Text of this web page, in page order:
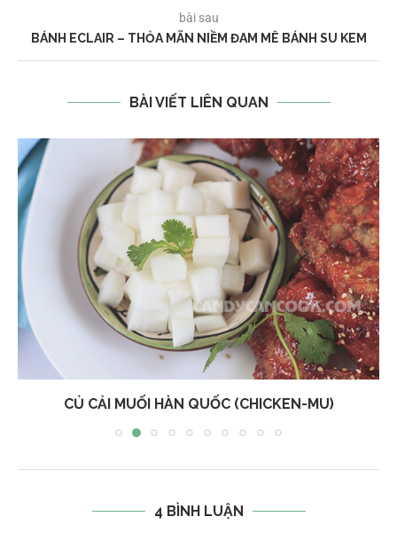
bài sau
BÁNH ECLAIR – THỎA MÃN NIỀM ĐAM MÊ BÁNH SU KEM
BÀI VIẾT LIÊN QUAN
CỦ CẢI MUỐI HÀN QUỐC (CHICKEN-MU)
4 BÌNH LUẬN